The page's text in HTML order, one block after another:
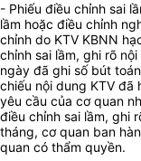
- Phiếu điều chỉnh sai
lầm hoặc điều chỉnh
chỉnh do KTV KBNN
chỉnh sai lầm, ghi rõ
ngày đã ghi số bút
chiếu nội dung KTV đã
yêu cầu của cơ quan
điều chỉnh sai lầm, ghi
tháng, cơ quan ban
quan có thẩm quyền.